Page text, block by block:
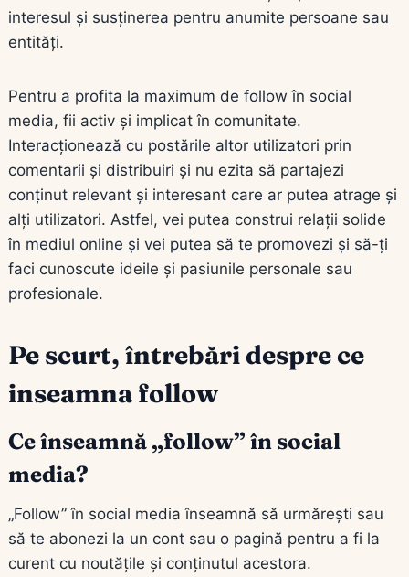
interesul și susținerea pentru anumite persoane sau
entități.
Pentru a profita la maximum de follow în social
media, fii activ și implicat în comunitate.
Interacționează cu postările altor utilizatori prin
comentarii și distribuiri și nu ezita să partajezi
conținut relevant și interesant care ar putea atrage și
alți utilizatori. Astfel, vei putea construi relații solide
în mediul online și vei putea să te promovezi și să-ți
faci cunoscute ideile și pasiunile personale sau
profesionale.
Pe scurt, întrebări despre ce
inseamna follow
Ce înseamnă „follow” în social
media?
„Follow” în social media înseamnă să urmărești sau
să te abonezi la un cont sau o pagină pentru a fi la
curent cu noutățile și conținutul acestora.